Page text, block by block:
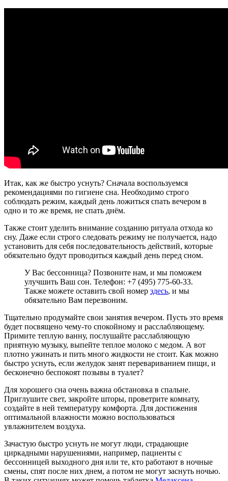
Итак, как же быстро уснуть? Сначала воспользуемся
рекомендациями по гигиене сна. Необходимо строго
соблюдать режим, каждый день ложиться спать вечером в
одно и то же время, не спать днём.
Также стоит уделить внимание созданию ритуала отхода ко
сну. Даже если строго следовать режиму не получается, надо
установить для себя последовательность действий, которые
обязательно будут проводиться каждый день перед сном.
У Вас бессонница? Позвоните нам, и мы поможем
улучшить Ваш сон. Телефон: +7 (495) 775-60-33.
Также можете оставить свой номер здесь, и мы
обязательно Вам перезвоним.
Тщательно продумайте свои занятия вечером. Пусть это время
будет посвящено чему-то спокойному и расслабляющему.
Примите теплую ванну, послушайте расслабляющую
приятную музыку, выпейте теплое молоко с медом. А вот
плотно ужинать и пить много жидкости не стоит. Как можно
быстро уснуть, если желудок занят перевариванием пищи, и
бесконечно беспокоят позывы в туалет?
Для хорошего сна очень важна обстановка в спальне.
Приглушите свет, закройте шторы, проветрите комнату,
создайте в ней температуру комфорта. Для достижения
оптимальной влажности можно воспользоваться
увлажнителем воздуха.
Зачастую быстро уснуть не могут люди, страдающие
циркадными нарушениями, например, пациенты с
бессонницей выходного дня или те, кто работают в ночные
смены, спят после них днем, а потом не могут заснуть ночью.